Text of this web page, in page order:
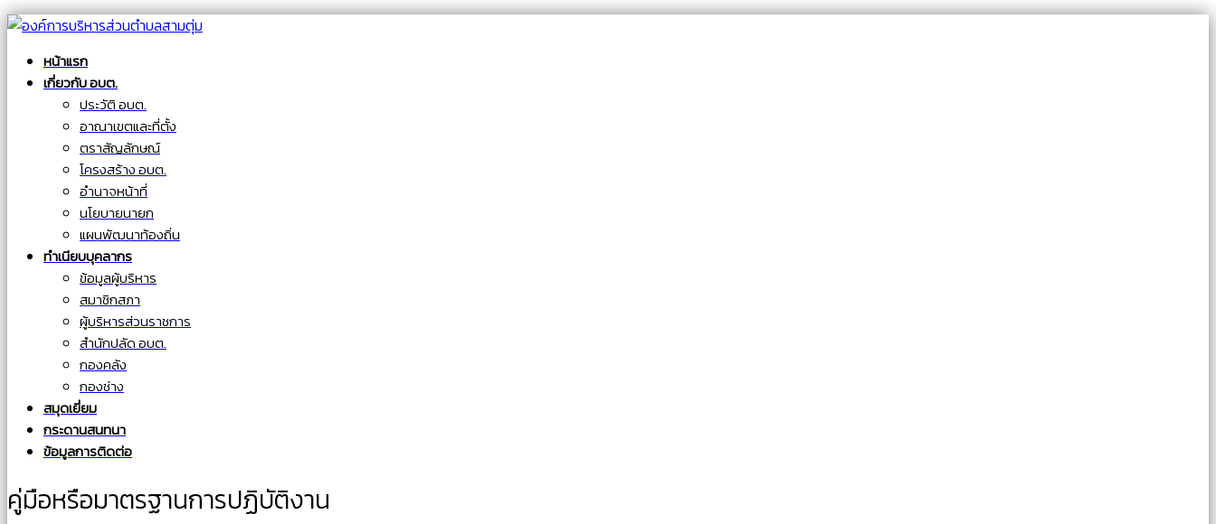
หน้าแรก
เกี่ยวกับ อบต.
ประวัติ อบต.
อาณาเขตและที่ตั้ง
ตราสัญลักษณ์
โครงสร้าง อบต.
อำนาจหน้าที่
นโยบายนายก
แผนพัฒนาท้องถิ่น
ทำเนียบบุคลากร
ข้อมูลผู้บริหาร
สมาชิกสภา
ผู้บริหารส่วนราชการ
สำนักปลัด อบต.
กองคลัง
กองช่าง
สมุดเยี่ยม
กระดานสนทนา
ข้อมูลการติดต่อ
คู่มือหรือมาตรฐานการปฏิบัติงาน